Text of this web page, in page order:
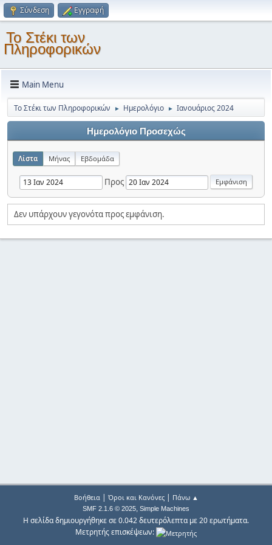
Σύνδεση Εγγραφή
Το Στέκι των
Πληροφορικών
Main Menu
Το Στέκι των Πληροφορικών ► Ημερολόγιο ► Ιανουάριος 2024
Ημερολόγιο Προσεχώς
Λίστα Μήνας Εβδομάδα
Προς
Δεν υπάρχουν γεγονότα προς εμφάνιση.
Βοήθεια| Όροι και Κανόνες| Πάνω ▲
SMF 2.1.6 © 2025, Simple Machines
Η σελίδα δημιουργήθηκε σε 0.042 δευτερόλεπτα με 20 ερωτήματα.
Μετρητής επισκέψεων: